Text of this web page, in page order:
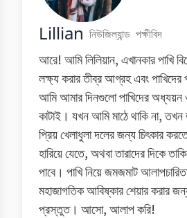
Lillian নিউজিল্যান্ড পক্ষীবিদ
আরে! আমি লিলিয়ান, এখানকার পাখি
লক্ষ্য করার তীব্র আগ্রহ এবং পাখিদের
আমি আমার দিনগুলো পাখিদের অধ্যয়ন
কাটাই। যখন আমি মাঠে থাকি না,
প্রিয় খেলাধুলা দলের জন্য চিৎকার
হারিয়ে যেতে, অথবা তারাদের দিকে
পাবে। পাখি নিয়ে জমজমাট
মহাজাগতিক আবিষ্কার শেয়ার করার
প্রস্তুত। আসো, আলাপ করি!